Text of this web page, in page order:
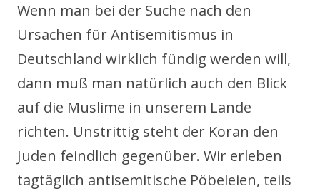
Wenn man bei der Suche nach den
Ursachen für Antisemitismus in
Deutschland wirklich fündig werden will,
dann muß man natürlich auch den Blick
auf die Muslime in unserem Lande
richten. Unstrittig steht der Koran den
Juden feindlich gegenüber. Wir erleben
tagtäglich antisemitische Pöbeleien, teils